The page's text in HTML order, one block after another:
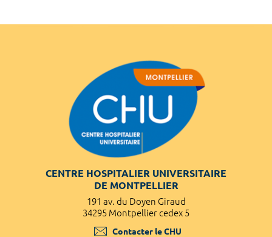
CENTRE HOSPITALIER UNIVERSITAIRE
DE MONTPELLIER
191 av. du Doyen Giraud
34295 Montpellier cedex 5
Contacter le CHU